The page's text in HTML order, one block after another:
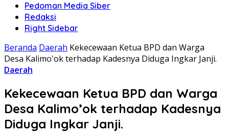
Pedoman Media Siber
Redaksi
Right Sidebar
Beranda Daerah Kekecewaan Ketua BPD dan Warga
Desa Kalimo'ok terhadap Kadesnya Diduga Ingkar Janji.
Daerah
Kekecewaan Ketua BPD dan Warga
Desa Kalimo’ok terhadap Kadesnya
Diduga Ingkar Janji.